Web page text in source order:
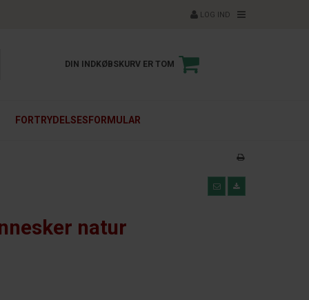
LOG IND
DIN INDKØBSKURV ER TOM
FORTRYDELSESFORMULAR
natur